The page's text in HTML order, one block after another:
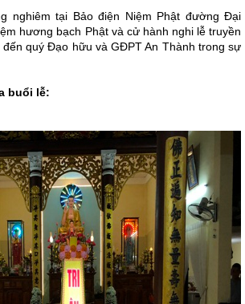
nghiêm tại Bảo điện Niệm Phật đường Đại
hương bạch Phật và cử hành nghi lễ truyền
quý Đạo hữu và GĐPT An Thành trong sự
buổi lễ: